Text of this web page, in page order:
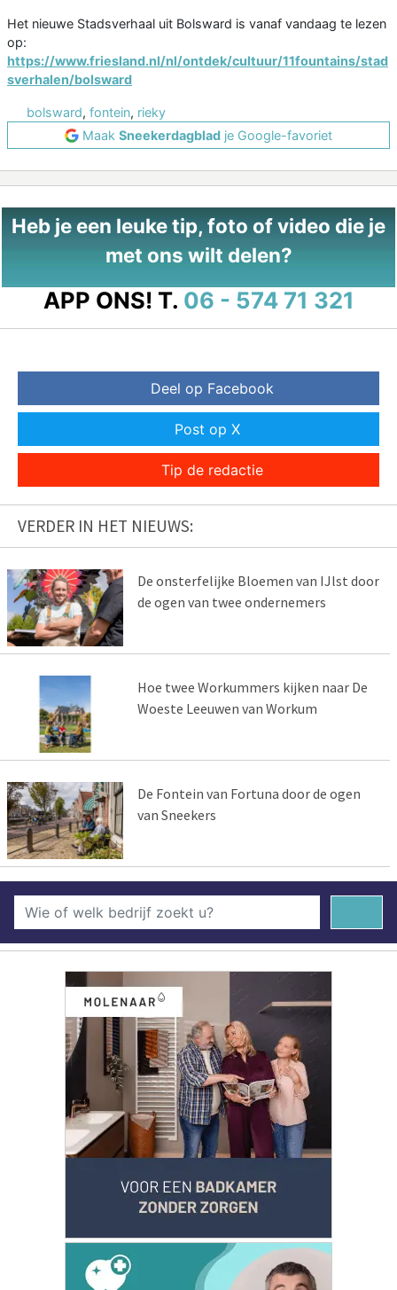
Het nieuwe Stadsverhaal uit Bolsward is vanaf vandaag te lezen
op:
https://www.friesland.nl/nl/ontdek/cultuur/11fountains/stad
sverhalen/bolsward
bolsward, fontein, rieky
Maak Sneekerdagblad je Google-favoriet
Heb je een leuke tip, foto of video die je
met ons wilt delen?
APP ONS! T. 06 - 574 71 321
Deel op Facebook
Post op X
Tip de redactie
VERDER IN HET NIEUWS:
De onsterfelijke Bloemen van IJlst door
de ogen van twee ondernemers
Hoe twee Workummers kijken naar De
Woeste Leeuwen van Workum
De Fontein van Fortuna door de ogen
van Sneekers